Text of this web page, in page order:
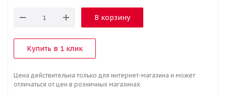
В корзину
Купить в 1 клик
Цена действительна только для интернет-магазина и может
отличаться от цен в розничных магазинах